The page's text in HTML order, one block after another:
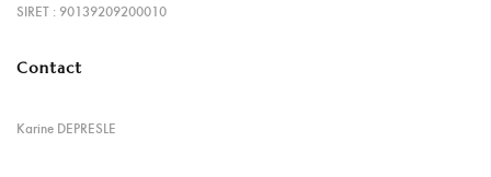
SIRET : 90139209200010
Contact
Karine DEPRESLE